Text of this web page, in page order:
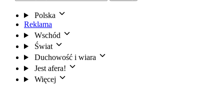
Polska
Reklama
Wschód
Świat
Duchowość i wiara
Jest afera!
Więcej